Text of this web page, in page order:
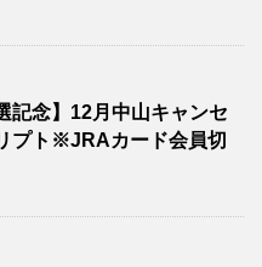
記念】12月中山キャンセ
プト※JRAカード会員切